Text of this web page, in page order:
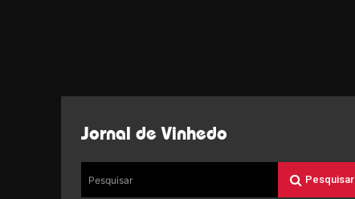
Jornal de Vinhedo
Pesquisar Pesquisar